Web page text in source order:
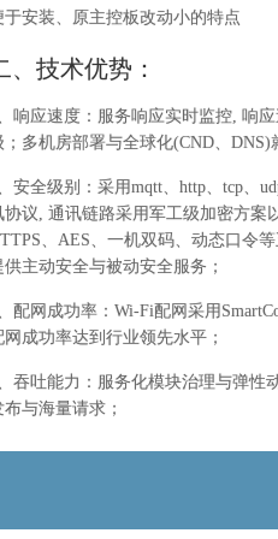
于安装、原主控板改动小的特点
、技术优势：
响应速度：服务响应实时监控, 响
；多机房部署与全球化(CND、DNS)
安全级别：采用mqtt、http、tcp、
协议, 通讯链路采用军工级加密方案
、AES、一机双码、动态口令
供主动安全与被动安全服务；
配网成功率：Wi-Fi配网采用
网成功率达到行业领先水平；
吞吐能力：服务化模块治理与弹性
布与海量请求；